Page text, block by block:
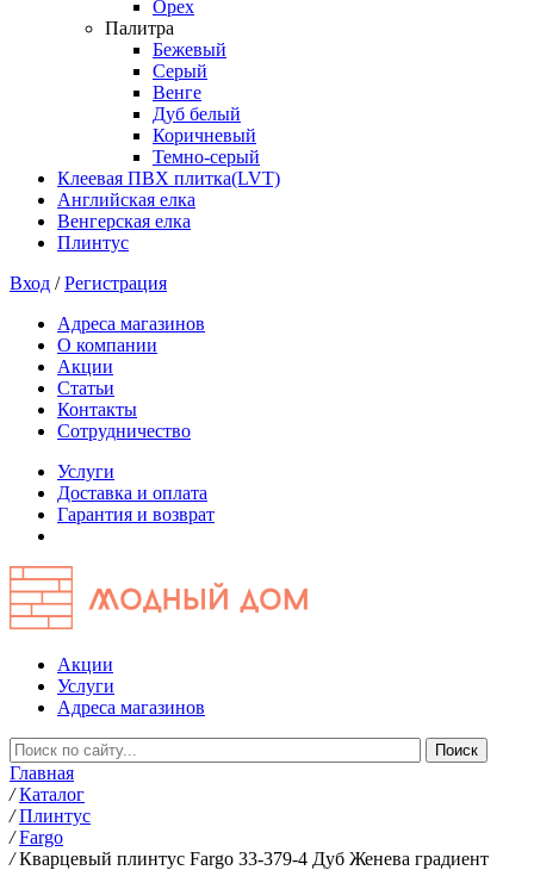
Орех
Палитра
Бежевый
Серый
Венге
Дуб белый
Коричневый
Темно-серый
Клеевая ПВХ плитка(LVT)
Английская елка
Венгерская елка
Плинтус
Вход /Регистрация
Адреса магазинов
О компании
Акции
Статьи
Контакты
Сотрудничество
Услуги
Доставка и оплата
Гарантия и возврат
Акции
Услуги
Адреса магазинов
Главная
/ Каталог
/ Плинтус
/ Fargo
/ Кварцевый плинтус Fargo 33-379-4 Дуб Женева градиент